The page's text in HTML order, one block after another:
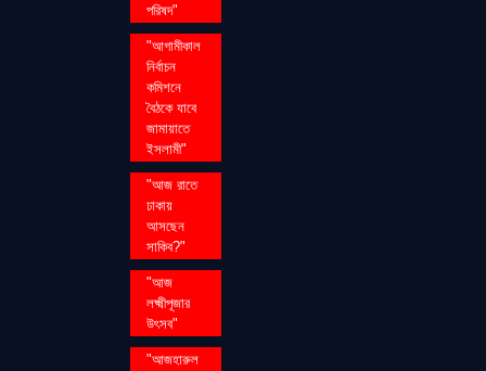
পরিষদ"
"আগামীকাল
নির্বাচন
কমিশনে
বৈঠকে যাবে
জামায়াতে
ইসলামী"
"আজ রাতে
ঢাকায়
আসছেন
সাকিব?"
"আজ
লক্ষ্মীপূজার
উৎসব"
"আজহারুল